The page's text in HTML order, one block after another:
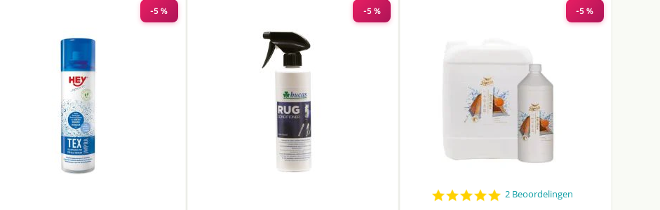
-5 % -5 % -5 %
5.0
2 Beoordelingen